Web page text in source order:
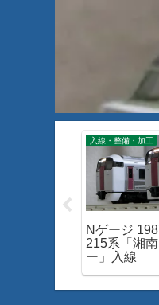
入線・整備・加工
Nゲージ
215系「湘
ー」入線